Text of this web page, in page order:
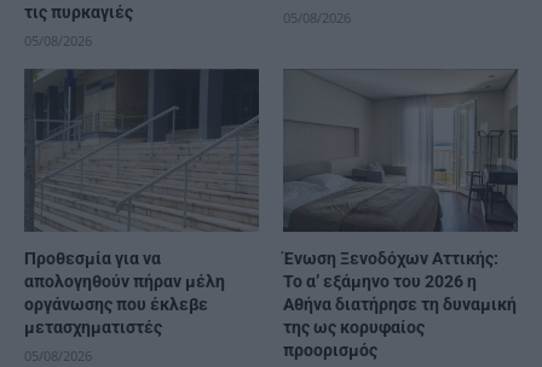
τις πυρκαγιές
05/08/2026
05/08/2026
Προθεσμία για να
απολογηθούν πήραν μέλη
οργάνωσης που έκλεβε
μετασχηματιστές
05/08/2026
Ένωση Ξενοδόχων Αττικής:
Το α’ εξάμηνο του 2026 η
Αθήνα διατήρησε τη δυναμική
της ως κορυφαίος
προορισμός